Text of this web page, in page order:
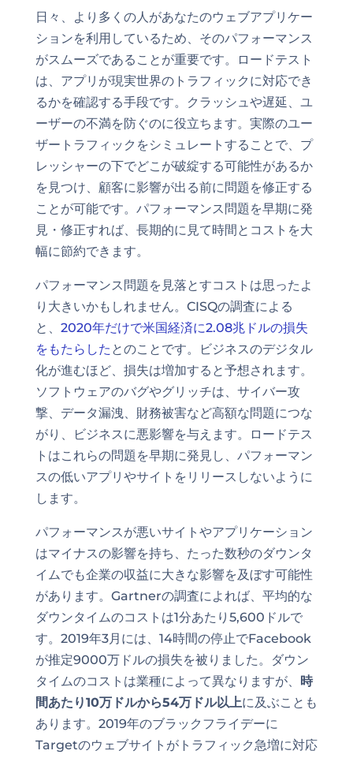
日々、より多くの人があなたのウェブアプリケー
ションを利用しているため、そのパフォーマンス
がスムーズであることが重要です。ロードテスト
は、アプリが現実世界のトラフィックに対応でき
るかを確認する手段です。クラッシュや遅延、ユ
ーザーの不満を防ぐのに役立ちます。実際のユー
ザートラフィックをシミュレートすることで、プ
レッシャーの下でどこが破綻する可能性があるか
を見つけ、顧客に影響が出る前に問題を修正する
ことが可能です。パフォーマンス問題を早期に発
見・修正すれば、長期的に見て時間とコストを大
幅に節約できます。
パフォーマンス問題を見落とすコストは思ったよ
り大きいかもしれません。CISQの調査による
と、 2020年だけで米国経済に2.08兆ドルの損失
をもたらした とのことです。ビジネスのデジタル
化が進むほど、損失は増加すると予想されます。
ソフトウェアのバグやグリッチは、サイバー攻
撃、データ漏洩、財務被害など高額な問題につな
がり、ビジネスに悪影響を与えます。ロードテス
トはこれらの問題を早期に発見し、パフォーマン
スの低いアプリやサイトをリリースしないように
します。
パフォーマンスが悪いサイトやアプリケーション
はマイナスの影響を持ち、たった数秒のダウンタ
イムでも企業の収益に大きな影響を及ぼす可能性
があります。Gartnerの調査によれば、平均的な
ダウンタイムのコストは1分あたり5,600ドルで
す。2019年3月には、14時間の停止でFacebook
が推定9000万ドルの損失を被りました。ダウン
タイムのコストは業種によって異なりますが、 時
間あたり10万ドルから54万ドル以上に及ぶことも
あります。2019年のブラックフライデーに
Targetのウェブサイトがトラフィック急増に対応